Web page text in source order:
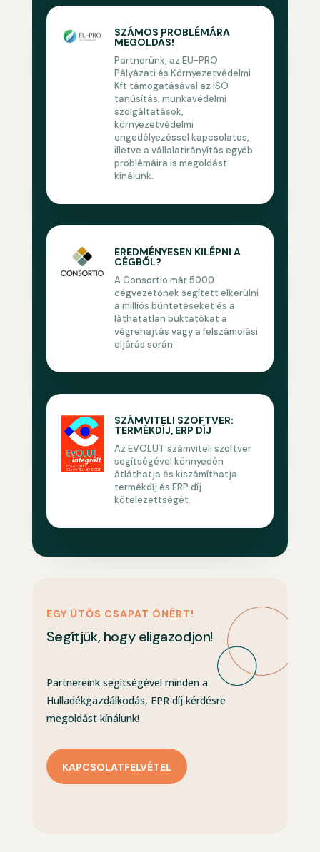
SZÁMOS PROBLÉMÁRA
MEGOLDÁS!
Partnerünk, az EU-PRO
Pályázati és Környezetvédelmi
Kft támogatásával az ISO
tanúsítás, munkavédelmi
szolgáltatások,
környezetvédelmi
engedélyezéssel kapcsolatos,
illetve a vállalatirányítás egyéb
problémáira is megoldást
kínálunk.
EREDMÉNYESEN KILÉPNI A
CÉGBŐL?
A Consortio már 5000
cégvezetőnek segített elkerülni
a milliós büntetéseket és a
láthatatlan buktatókat a
végrehajtás vagy a felszámolási
eljárás során
SZÁMVITELI SZOFTVER:
TERMÉKDÍJ, ERP DÍJ
Az EVOLUT számviteli szoftver
segítségével könnyedén
átláthatja és kiszámíthatja
termékdíj és ERP díj
kötelezettségét.
EGY ÜTŐS CSAPAT ÖNÉRT!
Segítjük, hogy eligazodjon!
Partnereink segítségével minden a
Hulladékgazdálkodás, EPR díj kérdésre
megoldást kínálunk!
KAPCSOLATFELVÉTEL